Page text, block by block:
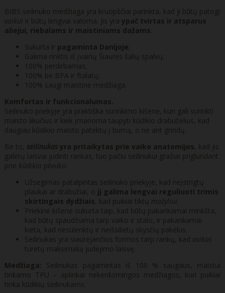
BIBS seilinuko medžiaga yra kruopščiai parinkta, kad ji būtų patogi
vaikui ir būtų lengvai valoma. Jis yra ypač tvirtas ir atsparus
aliejui, riebalams ir maistiniams dažams.
Sukurta ir pagaminta Danijoje
Galima rinktis iš įvairių Šiaurės šalių spalvų;
100% perdirbamas;
100% be BPA ir ftalatų;
100% saugi maistinė medžiaga.
Komfortas ir funkcionalumas.
Seilinuko priekyje yra praktiška surinkimo kišenė, kuri gali surinkti
maisto likučius ir kiek įmanoma taupyti kūdikio drabužėlius, kad
daugiau kūdikio maisto patektų į burną, o ne ant grindų.
Be to, seilinukas yra pritaikytas prie vaiko anatomijos, kad jis
galėtų laisvai judinti rankas, tuo pačiu seilinukui gražiai priglundant
prie kūdikio pilvuko.
Užsegimas patalpintas seilinuko priekyje, kad neįstrigtų
plaukai ar drabužiai, o jį galima lengvai reguliuoti trimis
skirtingais dydžiais, kad puikiai tiktų mažyliui
Priekinė kišenė sukurta taip, kad būtų pakankamai minkšta,
kad būtų spaudžiama tarp vaiko ir stalo, ir pakankamai
kieta, kad nesulenktų ir neišsilietų skysčių pakėlus.
Seilinukas yra siaurėjančios formos tarp rankų, kad vaikas
turėtų maksimalią judėjimo laisvę.
Medžiaga: Seilinukas pagamintas iš 100 % saugaus, maistui
tinkamo TPU – aplinkai nekenksmingos medžiagos, kuri puikiai
tinka kūdikių seilinukams.